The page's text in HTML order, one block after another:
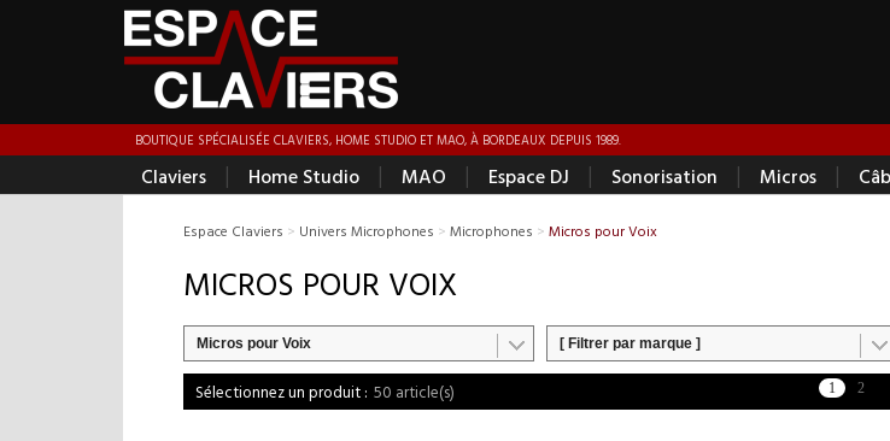
BOUTIQUE SPÉCIALISÉE CLAVIERS, HOME STUDIO ET MAO, À BORDEAUX DEPUIS 1989.
Claviers | Home Studio | MAO | Espace DJ | Sonorisation | Micros |
Espace Claviers > Univers Microphones > Microphones > Micros pour Voix
MICROS POUR VOIX
Micros pour Voix [ Filtrer par marque ]
50 article(s) 1 2